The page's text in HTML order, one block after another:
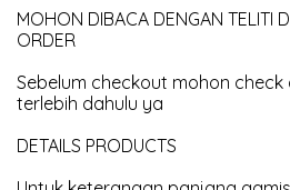
MOHON DIBACA DENGAN TELITI
ORDER
Sebelum checkout mohon check
terlebih dahulu ya
DETAILS PRODUCTS